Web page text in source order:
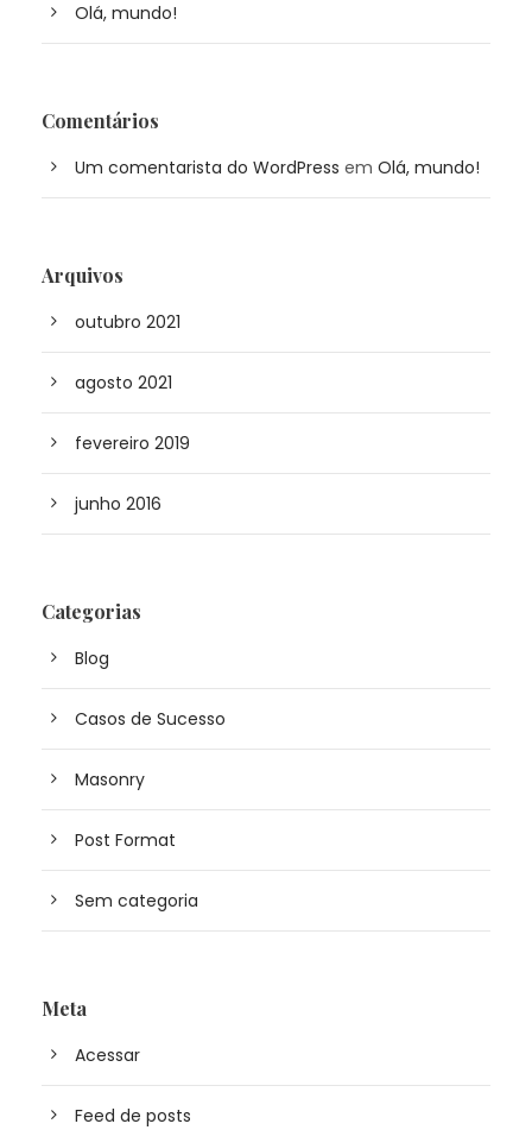
Olá, mundo!
Comentários
Um comentarista do WordPress em Olá, mundo!
Arquivos
outubro 2021
agosto 2021
fevereiro 2019
junho 2016
Categorias
Blog
Casos de Sucesso
Masonry
Post Format
Sem categoria
Meta
Acessar
Feed de posts